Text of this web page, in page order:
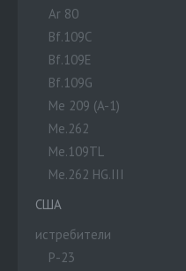
Ar 80
Bf.109C
Bf.109E
Bf.109G
Me 209 (A-1)
Me.262
Me.109TL
Me.262 HG.III
США
истребители
P-23